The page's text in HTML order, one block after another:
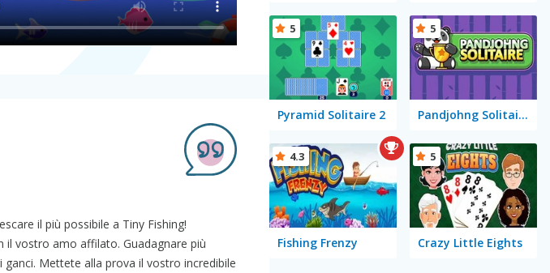
il più possibile a Tiny Fishing!
il vostro amo affilato. Guadagnare più
Mettete alla prova il vostro incredibile
Pyramid Solitaire 2
5
Pandjohng Solitaire
5
Fishing Frenzy
4.3
Crazy Little Eights
5